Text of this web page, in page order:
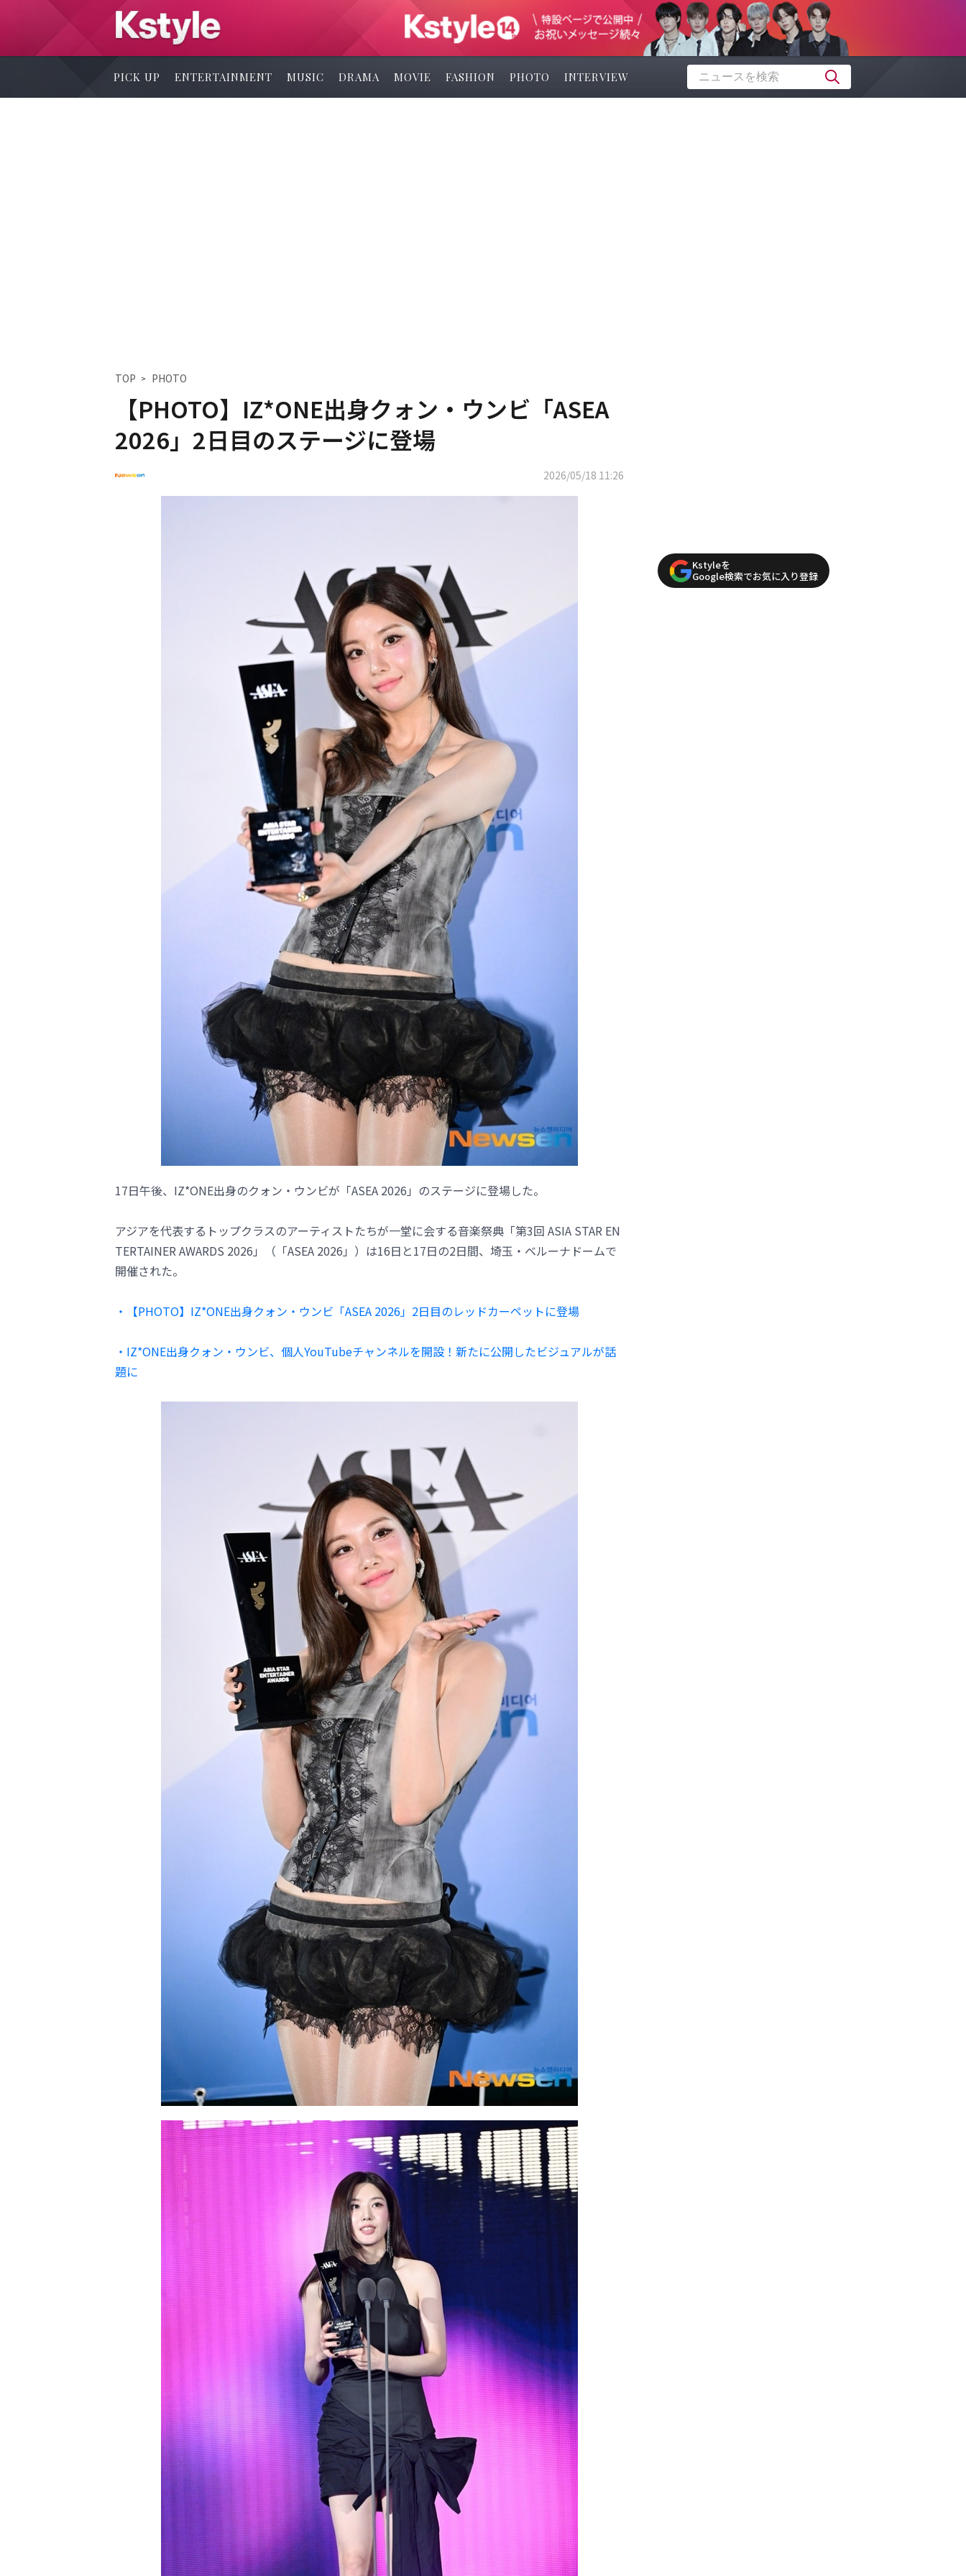
PICK UP ENTERTAINMENT MUSIC DRAMA MOVIE FASHION PHOTO INTERVIEW
TOP PHOTO
【PHOTO】IZ*ONE出身クォン・ウンビ「ASEA
2026」2日目のステージに登場
2026/05/18 11:26
17日午後、IZ*ONE出身のクォン・ウンビが「ASEA 2026」のステージに登場した。
アジアを代表するトップクラスのアーティストたちが一堂に会する音楽祭典「第3回 ASIA STAR EN
TERTAINER AWARDS 2026」（「ASEA 2026」）は16日と17日の2日間、埼玉・ベルーナドームで
開催された。
・【PHOTO】IZ*ONE出身クォン・ウンビ「ASEA 2026」2日目のレッドカーペットに登場
・IZ*ONE出身クォン・ウンビ、個人YouTubeチャンネルを開設！新たに公開したビジュアルが話
題に
Kstyleを
Google検索でお気に入り登録